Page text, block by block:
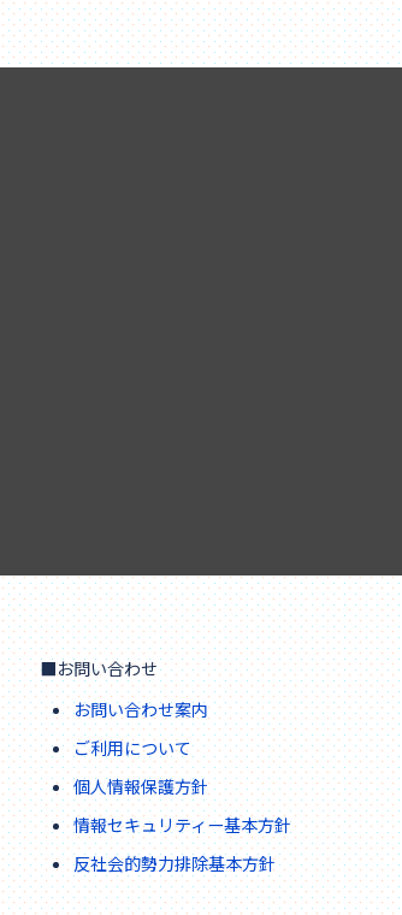
■お問い合わせ
お問い合わせ案内
ご利用について
個人情報保護方針
情報セキュリティー基本方針
反社会的勢力排除基本方針